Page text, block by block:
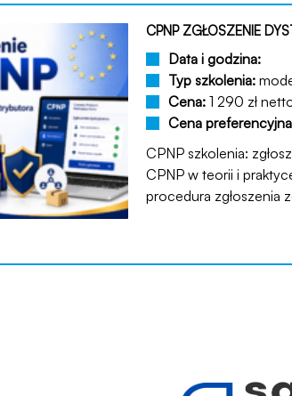
CPNP ZGŁOSZENIE
Data i godzina:
Typ szkolenia:
Cena: 1 290 zł
Cena
CPNP szkolenia:
CPNP w teorii i
procedura zgłoszenia